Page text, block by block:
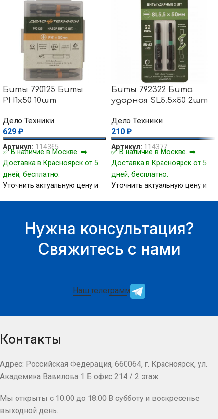
Биты 790125 Биты
PH1х50 10шт
Дело Техники
629 ₽
Артикул: 114365
✅ В наличие в Москве. ➡️
Доставка в Красноярск от 5
дней, бесплатно.
Уточнить актуальную цену и
Биты 792322 Бита
ударная SL5.5х50 2шт
Дело Техники
210 ₽
Артикул: 114377
✅ В наличие в Москве. ➡️
Доставка в Красноярск от 5
дней, бесплатно.
Уточнить актуальную цену и
Нужна консультация?
Свяжитесь с нами
Наш телеграмм
Контакты
Адрес: Российская Федерация, 660064, г. Красноярск, ул.
Академика Вавилова 1 Б офис 214 / 2 этаж
Мы открыты с 10:00 до 18:00 В субботу и воскресенье
выходной день.